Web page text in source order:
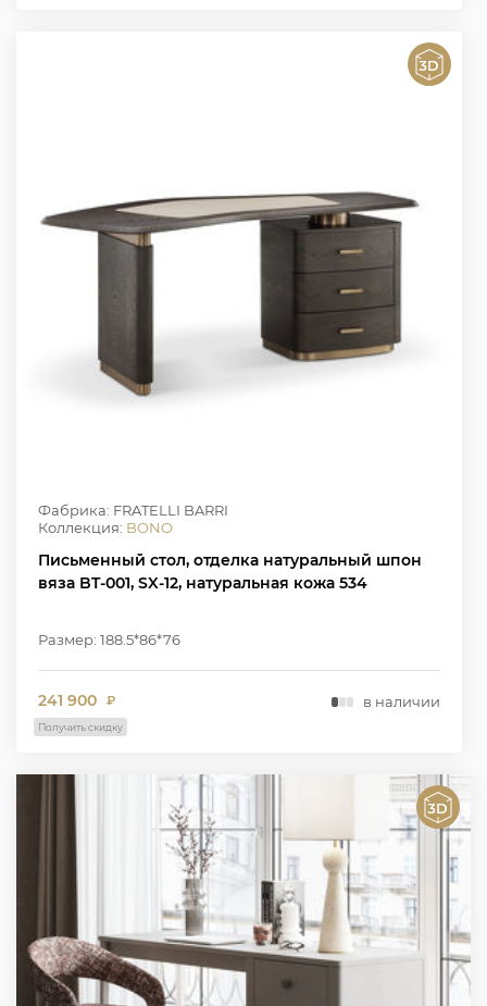
Фабрика: FRATELLI BARRI
Коллекция: BONO
Письменный стол, отделка натуральный шпон
вяза BT-001, SX-12, натуральная кожа 534
Размер: 188.5*86*76
241 900 ₽ в наличии
Получить скидку